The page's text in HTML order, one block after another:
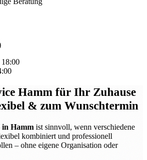
Hamm für Ihr Zuhause
& zum Wunschtermin
in Hamm ist sinnvoll, wenn verschiedene
kombiniert und professionell
– ohne eigene Organisation oder